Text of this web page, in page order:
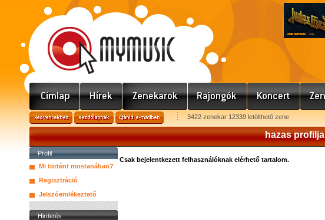
3422 zenekar 12339 letölthető zene
hazas profilja
Profil
Mi történt mostanában?
Regisztráció
Jelszóemlékeztető
Hirdetés
Csak bejelentkezett felhasználóknak elérhető tartalom.